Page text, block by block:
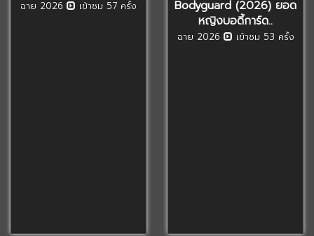
ฉาย 2026 เข้าชม 57 ครั้ง
Bodyguard (2026) ยอด
หญิงบอดี้การ์ด..
ฉาย 2026 เข้าชม 53 ครั้ง